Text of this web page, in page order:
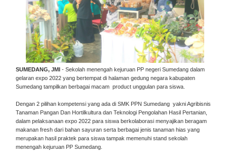
SUMEDANG, JMI - Sekolah menengah kejuruan PP negeri Sumedang dalam
gelaran expo 2022 yang bertempat di halaman gedung negara kabupaten
Sumedang tampilkan berbagai macam product unggulan para siswa.
Dengan 2 pilihan kompetensi yang ada di SMK PPN Sumedang yakni Agribisnis
Tanaman Pangan Dan Hortilkultura dan Teknologi Pengolahan Hasil Pertanian,
dalam pelaksanaan expo 2022 para siswa berkolaborasi menyajikan beragam
makanan fresh dari bahan sayuran serta berbagai jenis tanaman hias yang
merupakan hasil praktek para siswa tampak memenuhi stand sekolah
menengah kejuruan PP Sumedang.